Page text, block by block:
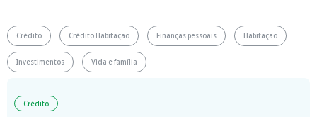
Crédito Crédito Habitação Finanças pessoais Habitação
Investimentos Vida e família
Crédito